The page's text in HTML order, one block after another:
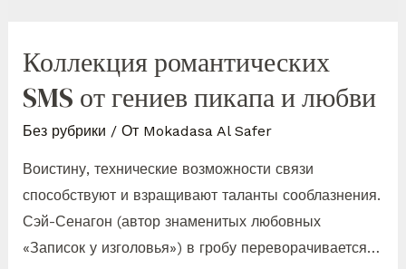
Коллекция романтических
SMS от гениев пикапа и любви
Без рубрики / От Mokadasa Al Safer
Воистину, технические возможности связи
способствуют и взращивают таланты сооблазнения.
Сэй-Сенагон (автор знаменитых любовных
«Записок у изголовья») в гробу переворачивается…